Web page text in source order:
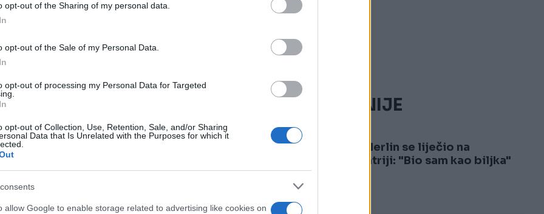
opt-out of the Sharing of my personal data.
opt-out of the Sale of my Personal Data.
opt-out of processing my Personal Data for Targeted
opt-out of Collection, Use, Retention, Sale, and/or Sharing
Data that Is Unrelated with the Purposes for which it
allow Google to enable storage related to advertising like cookies on
supruga, vidno uznemirena i ljuta zbog
tokom telefonskog razgovora rekla je da
ali da "ne vrijedi".
a nakon nekoliko sati, Lela je napustila
da je vadila krv, ali nije bila raspoložena
da pričam", rekla je Lela, držeći se za grudi
je:
NAJČITANIJE
1
Dino Merlin se liječio na
psihijatriji: "Bio sam kao biljka"